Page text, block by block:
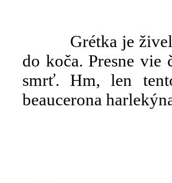
Grétka je
do koča. Presne vie
smrť. Hm, len
beaucerona